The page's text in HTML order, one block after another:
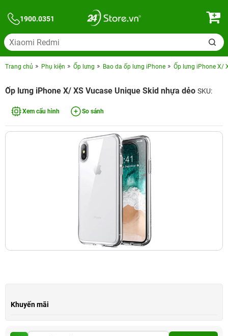
1900.0351
Trang chủ Phụ kiện Ốp lưng Bao da ốp lưng iPhone Ốp lưng iPhone X/
Ốp lưng iPhone X/ XS Vucase Unique Skid nhựa dẻo SKU:
Xem cấu hình So sánh
Khuyến mãi